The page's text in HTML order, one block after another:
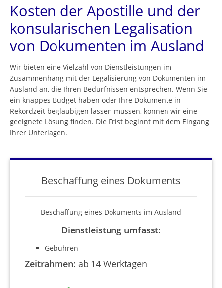
Kosten der Apostille und der
konsularischen Legalisation
von Dokumenten im Ausland
Wir bieten eine Vielzahl von Dienstleistungen im
Zusammenhang mit der Legalisierung von Dokumenten im
Ausland an, die Ihren Bedürfnissen entsprechen. Wenn Sie
ein knappes Budget haben oder Ihre Dokumente in
Rekordzeit beglaubigen lassen müssen, können wir eine
geeignete Lösung finden. Die Frist beginnt mit dem Eingang
Ihrer Unterlagen.
Beschaffung eines Dokuments
Beschaffung eines Dokuments im Ausland
Dienstleistung umfasst:
Gebühren
Zeitrahmen: ab 14 Werktagen